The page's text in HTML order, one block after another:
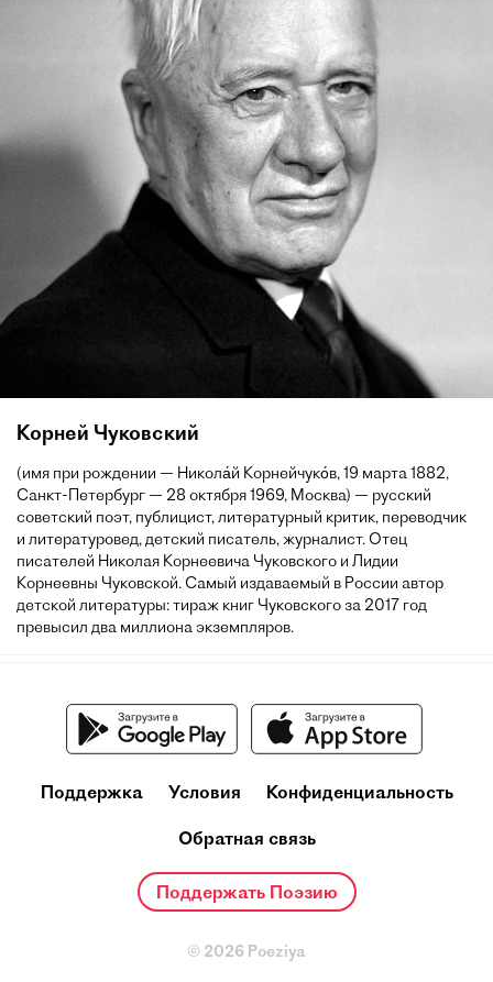
Корней Чуковский
(имя при рождении — Никола́й Корнейчуко́в, 19 марта 1882,
Санкт-Петербург — 28 октября 1969, Москва) — русский
советский поэт, публицист, литературный критик, переводчик
и литературовед, детский писатель, журналист. Отец
писателей Николая Корнеевича Чуковского и Лидии
Корнеевны Чуковской. Самый издаваемый в России автор
детской литературы: тираж книг Чуковского за 2017 год
превысил два миллиона экземпляров.
Поддержка Условия Конфиденциальность
Обратная связь
Поддержать Поэзию
© 2026 Poeziya